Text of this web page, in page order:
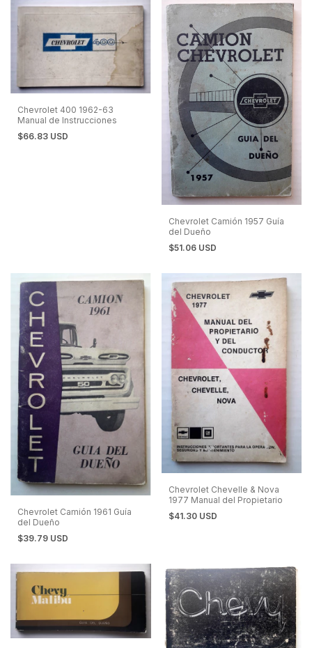
Chevrolet 400 1962-63
Manual de Instrucciones
$66.83 USD
Chevrolet Camión 1957 Guía
del Dueño
$51.06 USD
Chevrolet Camión 1961 Guía
del Dueño
$39.79 USD
Chevrolet Chevelle & Nova
1977 Manual del Propietario
$41.30 USD